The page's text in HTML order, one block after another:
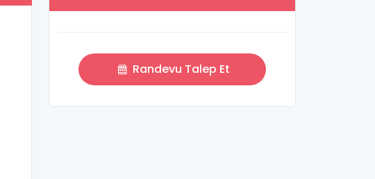
Randevu Talep Et